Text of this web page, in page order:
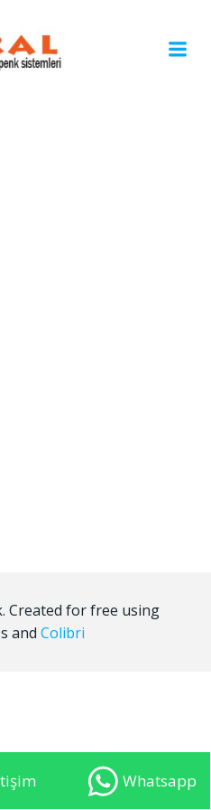
geç
Sk. no 7/a, 06360
Ankara
Created for free using
and Colibri
Whatsapp